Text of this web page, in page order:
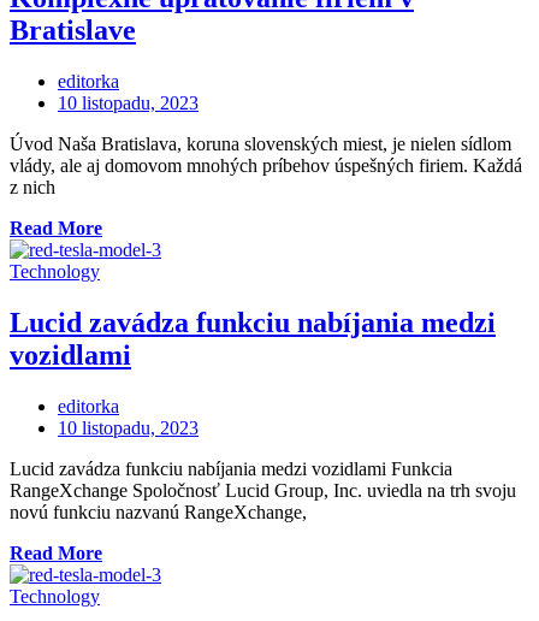
Bratislave
editorka
Posted
10 listopadu, 2023
Úvod Naša Bratislava, koruna slovenských miest, je nielen sídlom
vlády, ale aj domovom mnohých príbehov úspešných firiem. Každá
z nich
Read More„Komplexné
upratovanie
Bratislave“
Technology
Lucid zavádza funkciu nabíjania medzi
vozidlami
editorka
Posted
10 listopadu, 2023
Lucid zavádza funkciu nabíjania medzi vozidlami Funkcia
RangeXchange Spoločnosť Lucid Group, Inc. uviedla na trh svoju
novú funkciu nazvanú RangeXchange,
Read More„Lucid
zavádza
Technology